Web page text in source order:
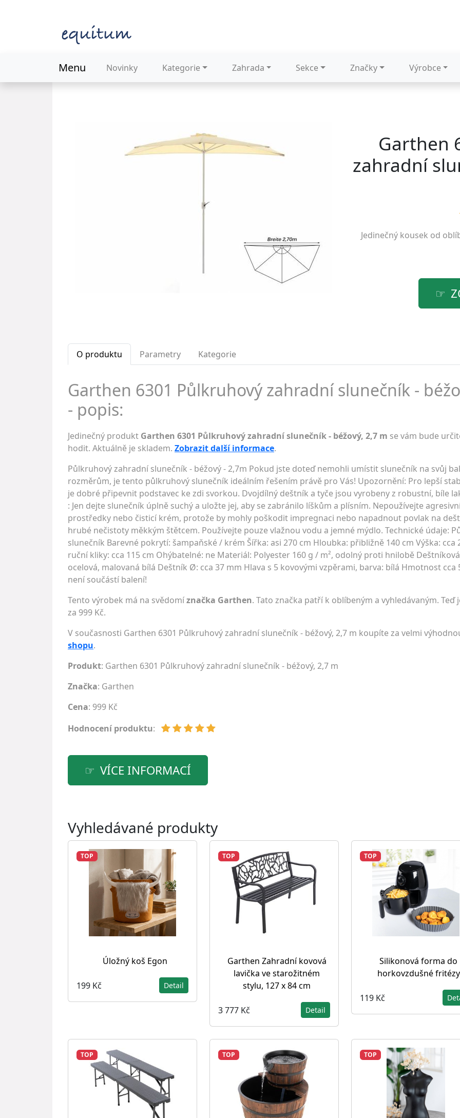
Menu Novinky Kategorie Zahrada Sekce Značky Výrobce
Garthen
zahradní
Jedinečný kousek od
O produktu Parametry Kategorie
Garthen 6301 Půlkruhový zahradní slunečník -
- popis:
Jedinečný produkt Garthen 6301 Půlkruhový zahradní slunečník - béžový, 2,7 m se vám bude
hodit. Aktuálně je skladem. Zobrazit další informace.
Půlkruhový zahradní slunečník - béžový - 2,7m Pokud jste doteď nemohli umístit slunečník na svůj
rozměrům, je tento půlkruhový slunečník ideálním řešením právě pro Vás! Upozornění: Pro lepší
je dobré připevnit podstavec ke zdi svorkou. Dvojdílný deštník a tyče jsou vyrobeny z robustní, bíle
: Jen dejte slunečník úplně suchý a uložte jej, aby se zabránilo líškům a plísním. Nepoužívejte
prostředky nebo čisticí krém, protože by mohly poškodit impregnaci nebo napadnout povlak na
hrubé nečistoty měkkým štětcem. Používejte pouze vlažnou vodu a jemné mýdlo. Technické údaje:
slunečník Barevné pokrytí: šampaňské / krém Šířka: asi 270 cm Hloubka: přibližně 140 cm Výška: cca
ruční kliky: cca 115 cm Ohýbatelné: ne Materiál: Polyester 160 g / m², odolný proti hnilobě
ocelová, malovaná bílá Deštník Ø: cca 37 mm Hlava s 5 kovovými vzpěrami, barva: bílá Hmotnost cca
není součástí balení!
Tento výrobek má na svědomíznačka Garthen. Tato značka patří k oblíbeným a vyhledávaným. Teď
za 999 Kč.
V současnosti Garthen 6301 Půlkruhový zahradní slunečník - béžový, 2,7 m koupíte za velmi
shopu.
Produkt: Garthen 6301 Půlkruhový zahradní slunečník - béžový, 2,7 m
Značka: Garthen
Cena: 999 Kč
Hodnocení produktu:
VÍCE INFORMACÍ
Vyhledávané produkty
TOP
Úložný koš Egon
199 Kč Detail
TOP
Garthen Zahradní kovová
lavička ve starožitném
stylu, 127 x 84 cm
3 777 Kč Detail
TOP
Silikonová forma do
horkovzdušné fritézy
119 Kč
TOP TOP TOP